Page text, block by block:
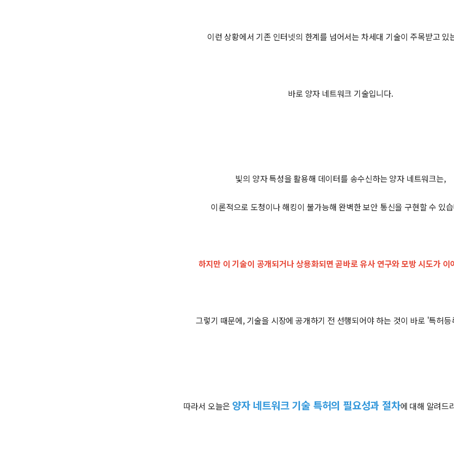
이런 상황에서 기존 인터넷의 한계를 넘어서는 차세대 기술이 주목받고 있
바로 양자 네트워크 기술입니다.
빛의 양자 특성을 활용해 데이터를 송수신하는 양자 네트워크는,
이론적으로 도청이나 해킹이 불가능해 완벽한 보안 통신을 구현할 수 있
하지만 이 기술이 공개되거나 상용화되면 곧바로 유사 연구와 모방 시도가 이
그렇기 때문에, 기술을 시장에 공개하기 전 선행되어야 하는 것이 바로 '특허
따라서 오늘은 양자 네트워크 기술 특허의 필요성과 절차에 대해 알려드